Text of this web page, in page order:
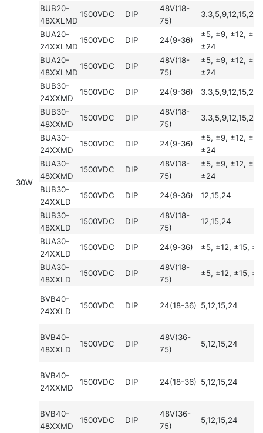
BUB20-
48XXLMD
1500VDC DIP
48V(18-
75)
3.3,5,9,12,15,24
BUA20-
24XXLMD
1500VDC DIP 24(9-36)
±5, ±9, ±12,
±24
BUA20-
48XXLMD
1500VDC DIP
48V(18-
75)
±5, ±9, ±12,
±24
30W
BUB30-
24XXMD
1500VDC DIP 24(9-36) 3.3,5,9,12,15,24
BUB30-
48XXMD
1500VDC DIP
48V(18-
75)
3.3,5,9,12,15,24
BUA30-
24XXMD
1500VDC DIP 24(9-36)
±5, ±9, ±12,
±24
BUA30-
48XXMD
1500VDC DIP
48V(18-
75)
±5, ±9, ±12,
±24
BUB30-
24XXLD
1500VDC DIP 24(9-36) 12,15,24
BUB30-
48XXLD
1500VDC DIP
48V(18-
75)
12,15,24
BUA30-
24XXLD
1500VDC DIP 24(9-36) ±5, ±12, ±15,
BUA30-
48XXLD
1500VDC DIP
48V(18-
75)
±5, ±12, ±15,
BVB40-
24XXLD
1500VDC DIP 24(18-36) 5,12,15,24
BVB40-
48XXLD
1500VDC DIP
48V(36-
75)
5,12,15,24
BVB40-
24XXMD
1500VDC DIP 24(18-36) 5,12,15,24
BVB40-
48XXMD
1500VDC DIP
48V(36-
75)
5,12,15,24